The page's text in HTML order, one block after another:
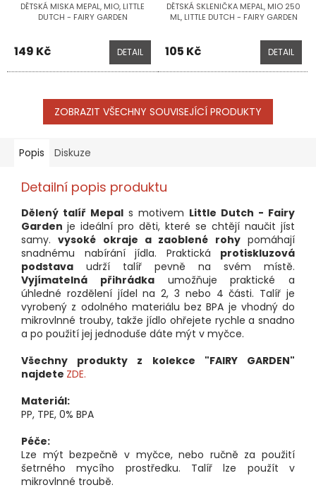
DĚTSKÁ MISKA MEPAL, MIO, LITTLE
DUTCH - FAIRY GARDEN
149 Kč DETAIL
DĚTSKÁ SKLENIČKA MEPAL, MIO 250
ML, LITTLE DUTCH - FAIRY GARDEN
105 Kč DETAIL
ZOBRAZIT VŠECHNY SOUVISEJÍCÍ PRODUKTY
Popis Diskuze
Detailní popis produktu
Dělený talíř Mepal s motivem Little Dutch - Fairy
Garden je ideální pro děti, které se chtějí naučit jíst
samy.vysoké okraje a zaoblené rohypomáhají
snadnému nabírání jídla. Praktická protiskluzová
podstava udrží talíř pevně na svém místě.
Vyjímatelná přihrádkaumožňuje praktické a
úhledné rozdělení jídel na 2, 3 nebo 4 části. Talíř je
vyrobený z odolného materiálu bez BPA je vhodný do
mikrovlnné trouby, takže jídlo ohřejete rychle a snadno
a po použití jej jednoduše dáte mýt v myčce.
Všechny produkty z kolekce "FAIRY GARDEN"
najdete ZDE.
Materiál:
PP, TPE, 0% BPA
Péče:
Lze mýt bezpečně v myčce, nebo ručně za použití
šetrného mycího prostředku. Talíř lze použít v
mikrovlnné troubě.